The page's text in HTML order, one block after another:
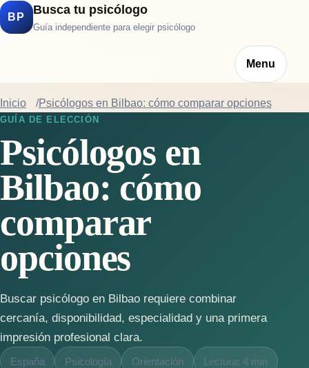
BP
Busca tu psicólogo
Guía independiente para elegir psicólogo
Menu
Inicio Psicólogos en Bilbao: cómo comparar opciones
GUÍA DE ELECCIÓN
Psicólogos en
Bilbao: cómo
comparar
opciones
Buscar psicólogo en Bilbao requiere combinar
cercanía, disponibilidad, especialidad y una primera
impresión profesional clara.
España Psicología Orientación Lectura: 4 min